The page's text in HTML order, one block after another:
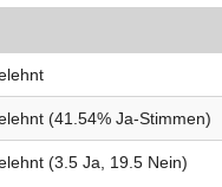
(41.54% Ja-Stimmen)
(3.5 Ja, 19.5 Nein)